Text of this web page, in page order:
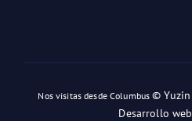
Nos visitas desde Columbus©
Desarrollo web